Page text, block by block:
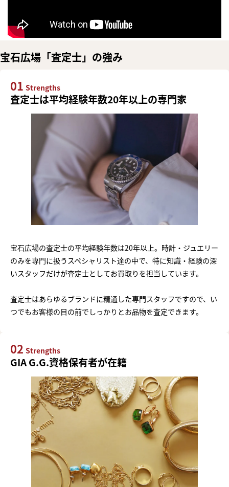
宝石広場「査定士」の強み
01 Strengths
査定士は平均経験年数20年以上の専門家
宝石広場の査定士の平均経験年数は20年以上。時計・ジュエリー
のみを専門に扱うスペシャリスト達の中で、特に知識・経験の深
いスタッフだけが査定士としてお買取りを担当しています。
査定士はあらゆるブランドに精通した専門スタッフですので、い
つでもお客様の目の前でしっかりとお品物を査定できます。
02 Strengths
GIA G.G.資格保有者が在籍